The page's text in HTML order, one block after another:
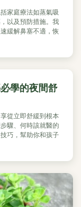
家庭療法如蒸氣吸
以及預防措施。我
緩解鼻塞不適，恢
學的夜間舒
從立即舒緩到根本
驟、何時該就醫的
巧，幫助你和孩子